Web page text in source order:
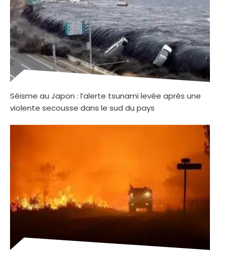
Séisme au Japon : l’alerte tsunami levée après une
violente secousse dans le sud du pays